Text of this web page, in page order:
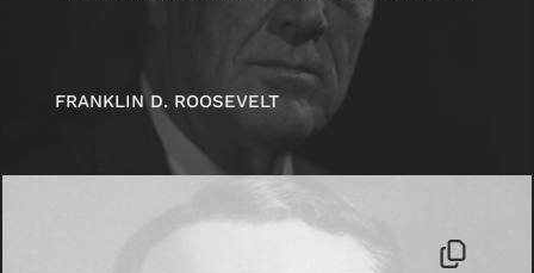
FRANKLIN D. ROOSEVELT